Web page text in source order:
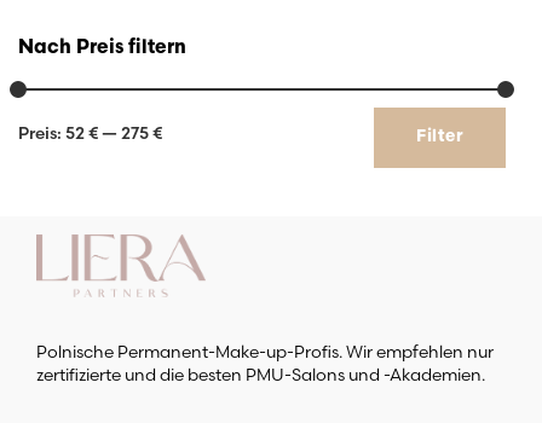
Nach Preis filtern
Filter
Preis: 52 €— 275 €
Polnische Permanent-Make-up-Profis. Wir empfehlen nur
zertifizierte und die besten PMU-Salons und -Akademien.